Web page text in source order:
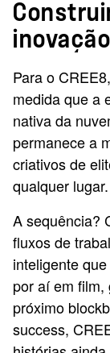
inovação
Para o
medida que a
nativa da
permanece a
criativos de
qualquer lugar.
A sequência?
fluxos de
inteligente
por aí em
próximo
success,